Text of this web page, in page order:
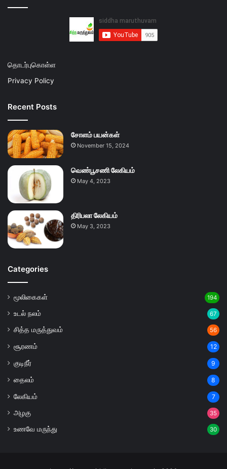
தொடர்புகொள்ள
Privacy Policy
Recent Posts
சோளம் பயன்கள்
November 15, 2024
வெண்பூசணி லேகியம்
May 4, 2023
திரிபலா லேகியம்
May 3, 2023
Categories
மூலிகைகள் 194
உடல் நலம் 67
சித்த மருத்துவம் 56
சூரணம் 12
குடிநீர் 9
தைலம் 8
லேகியம் 7
அழகு 35
உணவே மருந்து 30